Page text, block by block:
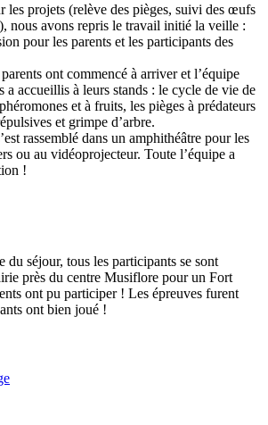
les projets (relève des pièges, suivi des œufs
nous avons repris le travail initié la veille :
pour les parents et les participants des
ont commencé à arriver et l’équipe
a accueillis à leurs stands : le cycle de vie de
et à fruits, les pièges à prédateurs
et grimpe d’arbre.
rassemblé dans un amphithéâtre pour les
ou au vidéoprojecteur. Toute l’équipe a
!
du séjour, tous les participants se sont
près du centre Musiflore pour un Fort
ont pu participer ! Les épreuves furent
ont bien joué !